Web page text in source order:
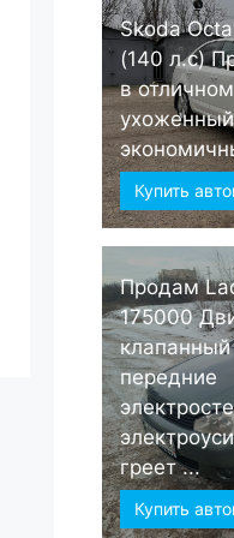
Skoda
(140 л.с)
в
Купить
Продам
175000
передние
греет ...
Купить